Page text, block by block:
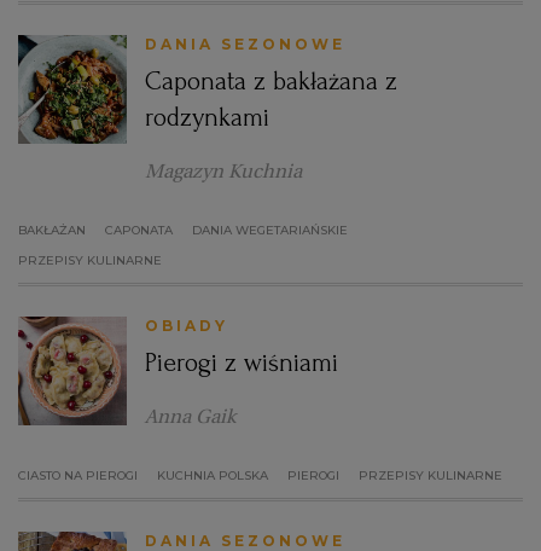
DANIA SEZONOWE
Caponata z bakłażana z
rodzynkami
Magazyn Kuchnia
BAKŁAŻAN CAPONATA
DANIA WEGETARIAŃSKIE
PRZEPISY KULINARNE
OBIADY
Pierogi z wiśniami
Anna Gaik
CIASTO NA PIEROGI KUCHNIA POLSKA PIEROGI PRZEPISY KULINARNE
DANIA SEZONOWE